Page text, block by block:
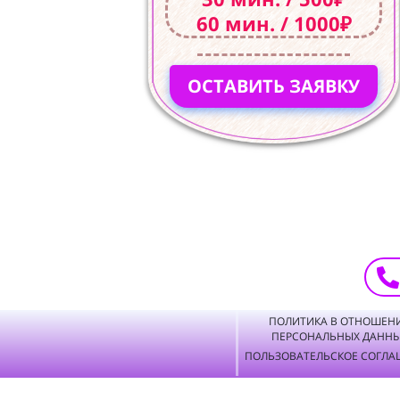
60 мин. / 1000₽
ОСТАВИТЬ ЗАЯВКУ
ПОЛИТИКА В
ПЕРСОНАЛЬНЫХ
ПОЛЬЗОВАТЕЛЬСКОЕ